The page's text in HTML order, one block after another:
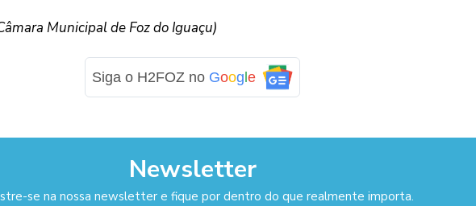
Municipal de Foz do Iguaçu)
Siga o H2FOZ no Goog le
Newsletter
se na nossa newsletter e fique por dentro do que realmente importa.